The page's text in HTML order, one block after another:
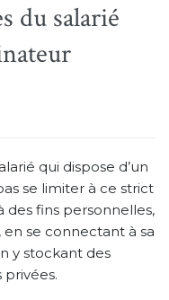
du salarié
qui dispose d’un
se limiter à ce strict
des fins personnelles,
en se connectant à sa
y stockant des
privées.